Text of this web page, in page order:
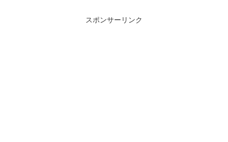
スポンサーリンク